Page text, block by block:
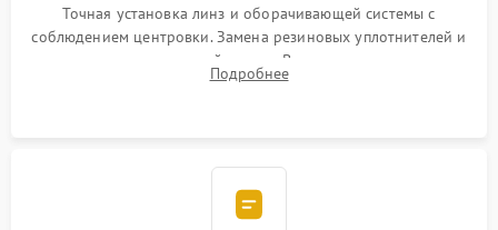
Точная установка линз и оборачивающей системы с
соблюдением центровки. Замена резиновых уплотнителей и
нанесение влагозащитной смазки. Вакуумирование корпуса
и заполнение его осушенным азотом или аргоном для
Подробнее